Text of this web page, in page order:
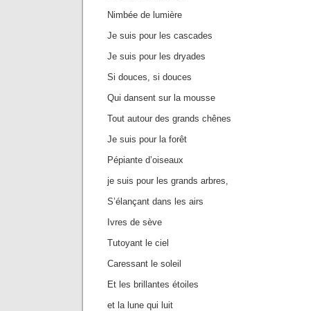
Nimbée de lumière
Je suis pour les cascades
Je suis pour les dryades
Si douces, si douces
Qui dansent sur la mousse
Tout autour des grands chênes
Je suis pour la forêt
Pépiante d’oiseaux
je suis pour les grands arbres,
S’élançant dans les airs
Ivres de sève
Tutoyant le ciel
Caressant le soleil
Et les brillantes étoiles
et la lune qui luit